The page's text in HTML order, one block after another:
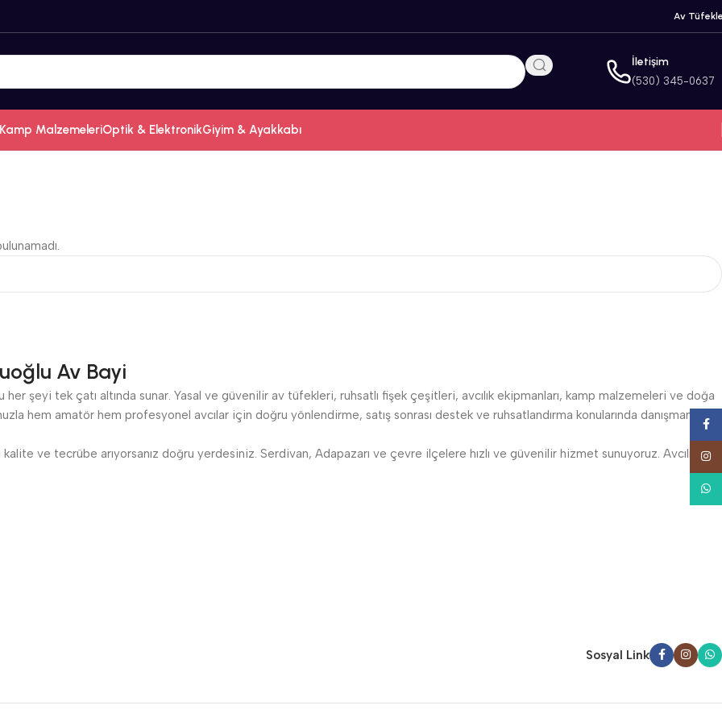
Av
İletişim
(530) 345-0637
Kamp MalzemeleriOptik & ElektronikGiyim & Ayakkabı
Av Bayi
her şeyi tek çatı altında sunar. Yasal ve güvenilir av tüfekleri, ruhsatlı fişek çeşitleri, avcılık ekipmanları, kamp malzemeleri ve doğa
hem amatör hem profesyonel avcılar için doğru yönlendirme, satış sonrası destek ve ruhsatlandırma konularında danışmanlık
ve tecrübe arıyorsanız doğru yerdesiniz. Serdivan, Adapazarı ve çevre ilçelere hızlı ve güvenilir hizmet sunuyoruz. Avcılıkta
Sosyal Link